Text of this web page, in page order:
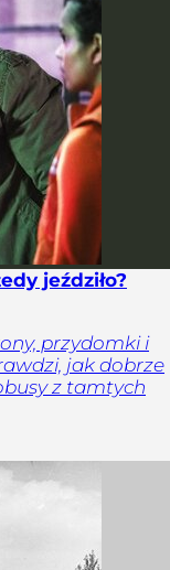
jeździło?
przydomki i
jak dobrze
z tamtych